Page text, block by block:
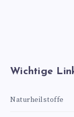
Wichtige
Naturheilstoffe